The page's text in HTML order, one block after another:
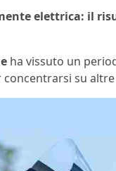
elettrica: il
ha vissuto un
su altre